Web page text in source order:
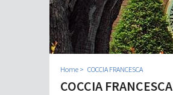
Home COCCIA FRANCESCA
COCCIA FRANCESCA